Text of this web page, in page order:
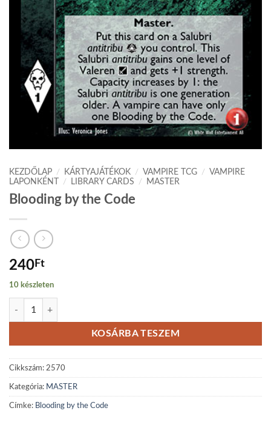
KEZDŐLAP / KÁRTYAJÁTÉKOK / VAMPIRE TCG /
VAMPIRE
LAPONKÉNT
/ LIBRARY CARDS / MASTER
Blooding by the Code
240Ft
10 készleten
Blooding by the Code mennyiség
KOSÁRBA TESZEM
Cikkszám: 2570
Kategória: MASTER
Címke: Blooding by the Code